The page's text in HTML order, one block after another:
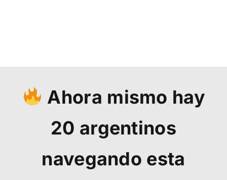
Ahora mismo hay
20 argentinos
navegando esta